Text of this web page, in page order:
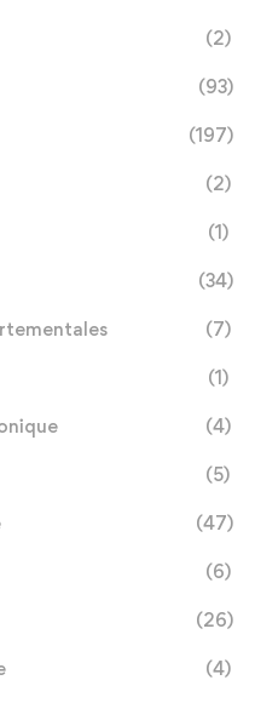
(2)
(93)
(197)
(2)
(1)
(34)
(7)
(1)
(4)
(5)
(47)
(6)
(26)
(4)